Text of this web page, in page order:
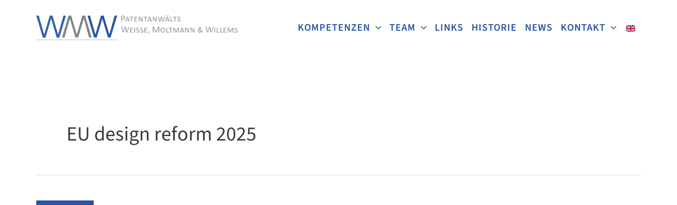
KOMPETENZEN TEAM LINKS HISTORIE NEWS KONTAKT
EU design reform 2025